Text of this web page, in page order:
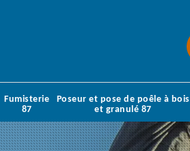
Fumisterie
87
Poseur et pose de poêle à bois
et granulé 87